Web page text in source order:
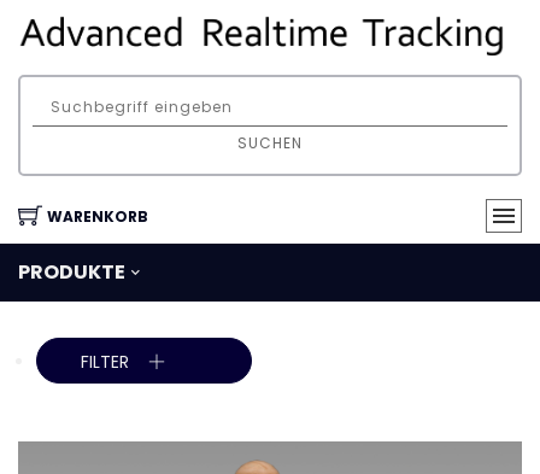
SUCHEN
WARENKORB
PRODUKTE
FILTER